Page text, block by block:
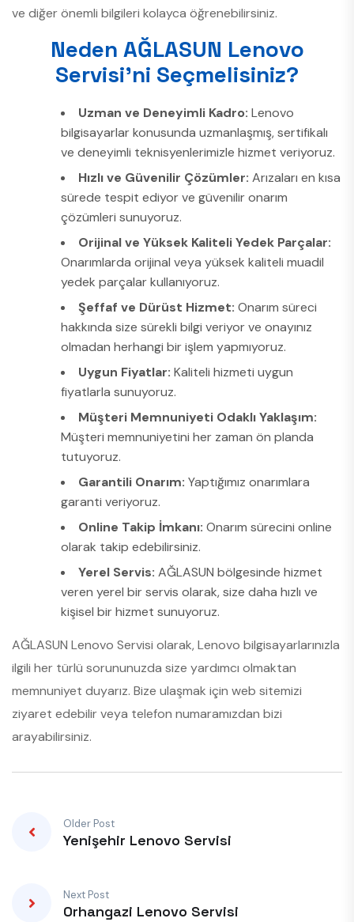
ve diğer önemli bilgileri kolayca öğrenebilirsiniz.
Neden AĞLASUN Lenovo
Servisi’ni Seçmelisiniz?
Uzman ve Deneyimli Kadro: Lenovo
bilgisayarlar konusunda uzmanlaşmış, sertifikalı
ve deneyimli teknisyenlerimizle hizmet veriyoruz.
Hızlı ve Güvenilir Çözümler: Arızaları en kısa
sürede tespit ediyor ve güvenilir onarım
çözümleri sunuyoruz.
Orijinal ve Yüksek Kaliteli Yedek Parçalar:
Onarımlarda orijinal veya yüksek kaliteli muadil
yedek parçalar kullanıyoruz.
Şeffaf ve Dürüst Hizmet: Onarım süreci
hakkında size sürekli bilgi veriyor ve onayınız
olmadan herhangi bir işlem yapmıyoruz.
Uygun Fiyatlar: Kaliteli hizmeti uygun
fiyatlarla sunuyoruz.
Müşteri Memnuniyeti Odaklı Yaklaşım:
Müşteri memnuniyetini her zaman ön planda
tutuyoruz.
Garantili Onarım: Yaptığımız onarımlara
garanti veriyoruz.
Online Takip İmkanı: Onarım sürecini online
olarak takip edebilirsiniz.
Yerel Servis: AĞLASUN bölgesinde hizmet
veren yerel bir servis olarak, size daha hızlı ve
kişisel bir hizmet sunuyoruz.
AĞLASUN Lenovo Servisi olarak, Lenovo bilgisayarlarınızla
ilgili her türlü sorununuzda size yardımcı olmaktan
memnuniyet duyarız. Bize ulaşmak için web sitemizi
ziyaret edebilir veya telefon numaramızdan bizi
arayabilirsiniz.
Older Post
Yenişehir Lenovo Servisi
Next Post
Orhangazi Lenovo Servisi